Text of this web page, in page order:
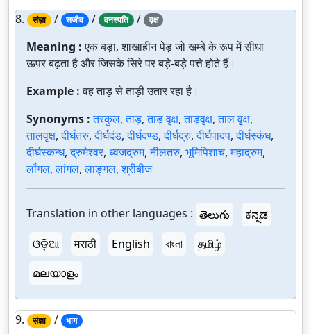
8. संज्ञा / सजीव / वनस्पति / वृक्ष
Meaning :एक बड़ा, शाखाहीन पेड़ जो खम्बे के रूप में सीधा
ऊपर बढ़ता है और जिसके सिरे पर बड़े-बड़े पत्ते होते हैं।
Example :वह ताड़ से ताड़ी उतार रहा है।
Synonyms :तरकुल,ताड़,ताड़ वृक्ष,ताड़वृक्ष,ताल वृक्ष,
तालवृक्ष,दीर्घतरु,दीर्घदंड,दीर्घदण्ड,दीर्घद्रु,दीर्घपादप,दीर्घस्कंध,
दीर्घस्कन्ध,द्रुमेश्वर, ध्वजद्रुम,नीलतरु, भूमिपिशाच,महाद्रुम,
लाँगल,लांगल,लाङ्गल,श्रीबीज
Translation in other languages : తెలుగు
ಕನ್ನಡ
ଓଡ଼ିଆ
मराठी English বাংলা
தமிழ்
മലയാളം
9. संज्ञा / भाग